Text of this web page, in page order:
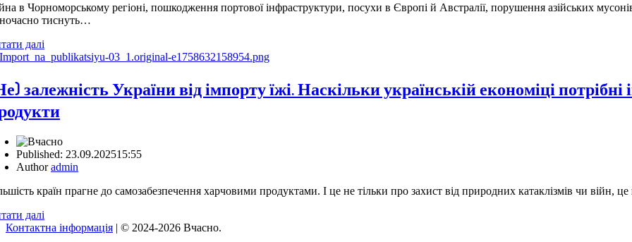
в Чорноморському регіоні, пошкодження портової інфраструктури, посухи в Європі й Австралії, порушення азійських
тиснуть…
далі
залежність України від імпорту їжі. Наскільки українській економіці потрібні
Published: 23.09.202515:55
Authoradmin
країн прагне до самозабезпечення харчовими продуктами. І це не тільки про захист від природних катаклізмів чи війн,
далі
Контактна інформація | © 2024-2026 Вчасно.